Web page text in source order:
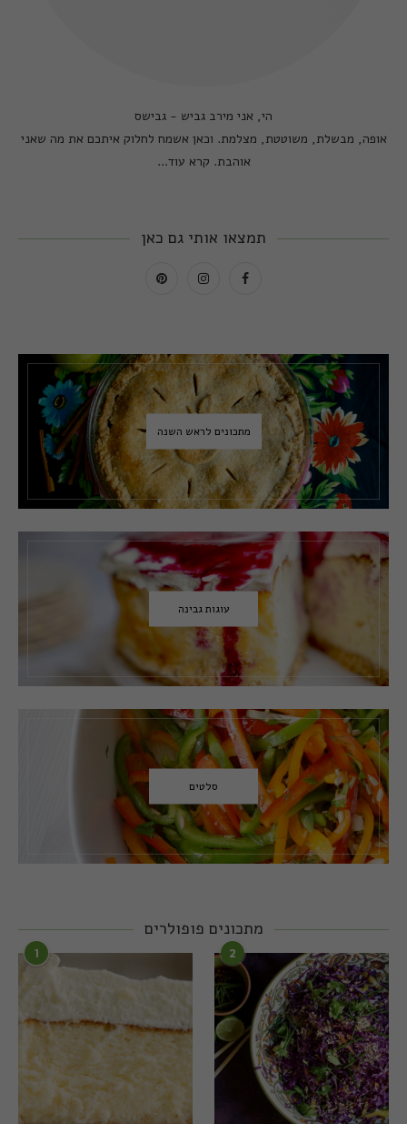
הי, אני מירב גביש - גבישס
אופה, מבשלת, משוטטת, מצלמת. וכאן אשמח לחלוק איתכם את מה שאני
אוהבת. קרא עוד...
תמצאו אותי גם כאן
מתכונים לראש השנה
עוגות גבינה
סלטים
מתכונים פופולרים
1 2